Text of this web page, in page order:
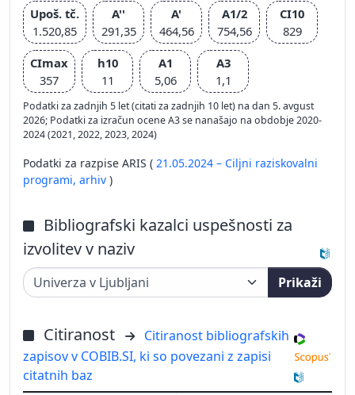
Upoš. tč.
1.520,85
A''
291,35
A'
464,56
A1/2
754,56
CI10
829
CImax
357
h10
11
A1
5,06
A3
1,1
Podatki za zadnjih 5 let (citati za zadnjih 10 let) na dan 5. avgust
2026; Podatki za izračun ocene A3 se nanašajo na obdobje 2020-
2024 (2021, 2022, 2023, 2024)
Podatki za razpise ARIS ( 21.05.2024 – Ciljni raziskovalni
programi, arhiv )
Bibliografski kazalci uspešnosti za
izvolitev v naziv
Prikaži
Citiranost
Citiranost bibliografskih
zapisov v COBIB.SI, ki so povezani z zapisi
citatnih baz